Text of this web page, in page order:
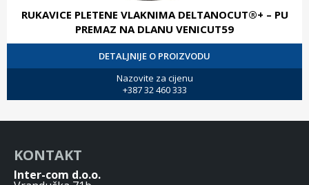
RUKAVICE PLETENE VLAKNIMA DELTANOCUT®+ – PU
PREMAZ NA DLANU VENICUT59
DETALJNIJE O PROIZVODU
Nazovite za cijenu
+387 32 460 333
KONTAKT
Inter-com d.o.o.